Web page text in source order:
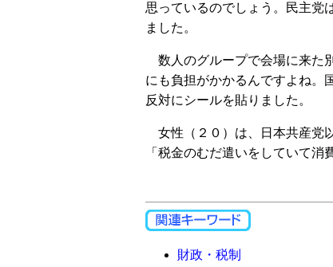
思っているのでしょう。民主党
ました。
数人のグループで会場に来た
にも負担がかかるんですよね。
反対にシールを貼りました。
女性（２０）は、日本共産党
「税金のむだ遣いをしていて消
財政・税制